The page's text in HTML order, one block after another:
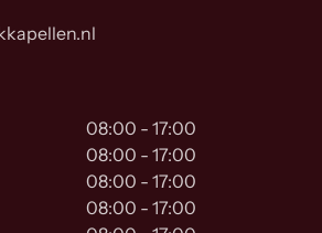
08:00 - 17:00
08:00 - 17:00
08:00 - 17:00
08:00 - 17:00